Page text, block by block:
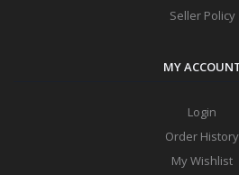
Seller Policy
MY
Login
Order History
My Wishlist